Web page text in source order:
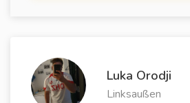
Luka Orodji
Linksaußen